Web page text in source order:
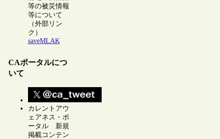
等の被災情報
等について
（外部リン
ク）
saveMLAK
CAポータルにつ
いて
カレントアウ
ェアネス・ポ
ータル 新規
掲載コンテン